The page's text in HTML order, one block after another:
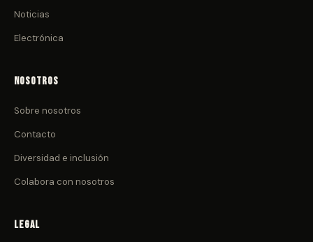
Noticias
Electrónica
Nosotros
Sobre nosotros
Contacto
Diversidad e inclusión
Colabora con nosotros
Legal